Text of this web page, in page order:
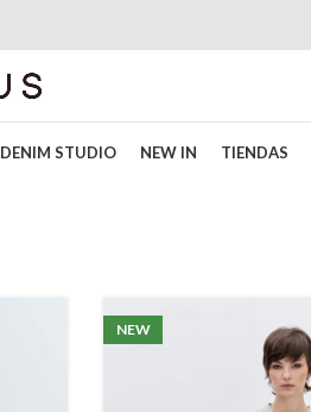
DENIM STUDIO NEW IN TIENDAS
NEW